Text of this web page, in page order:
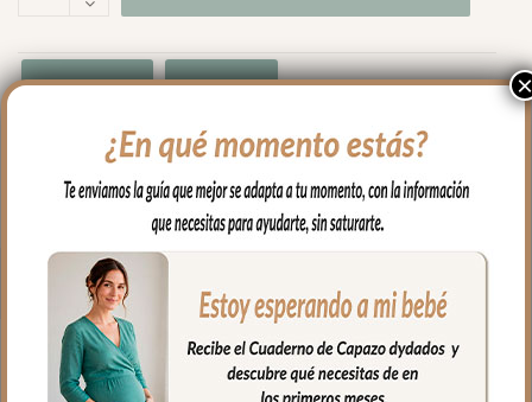
Cualidades Medidas
Envíos y Devoluciones
×